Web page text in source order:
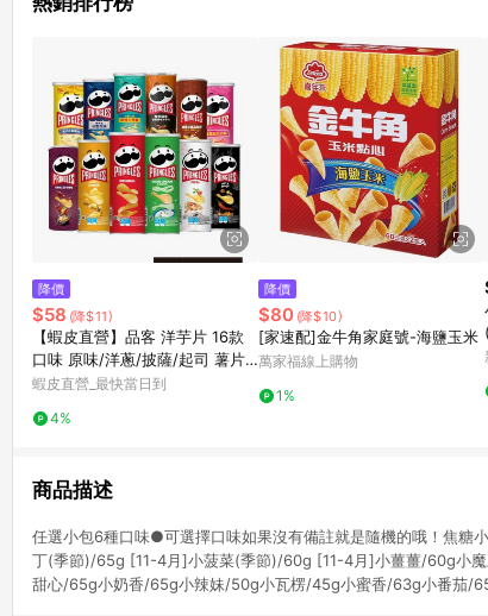
降價
$58 (降$11)
【蝦皮直營】品客 洋芋片 16款
口味 原味/洋蔥/披薩/起司 薯片
餅乾 零食 罐裝洋芋片
蝦皮直營_最快當日到
4%
降價
$80 (降$10)
[家速配]金牛角家庭號-海鹽玉米
萬家福線上購物
1%
商品描述
任選小包6種口味●可選擇口味如果沒有備註就是隨機的哦！焦
丁(季節)/65g [11-4月]小菠菜(季節)/60g [11-4月]小薑薑/60g小
甜心/65g小奶香/65g小辣妹/50g小瓦楞/45g小蜜香/63g小番茄/